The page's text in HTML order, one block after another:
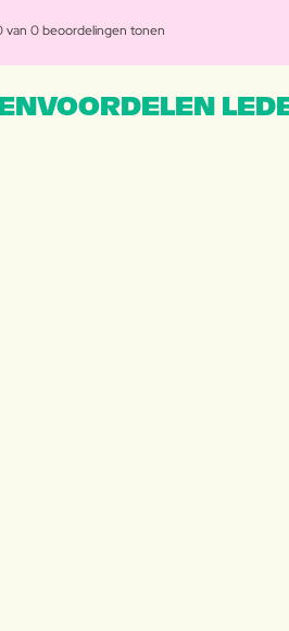
van 0 beoordelingen tonen